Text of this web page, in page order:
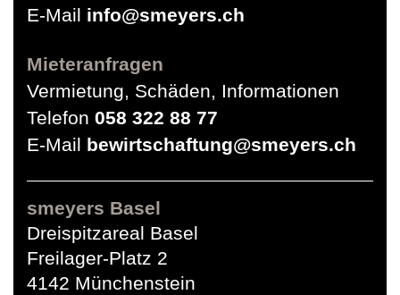
E-Mail info@smeyers.ch
Mieteranfragen
Vermietung, Schäden, Informationen
Telefon 058 322 88 77
E-Mail bewirtschaftung@smeyers.ch
smeyers Basel
Dreispitzareal Basel
Freilager-Platz 2
4142 Münchenstein